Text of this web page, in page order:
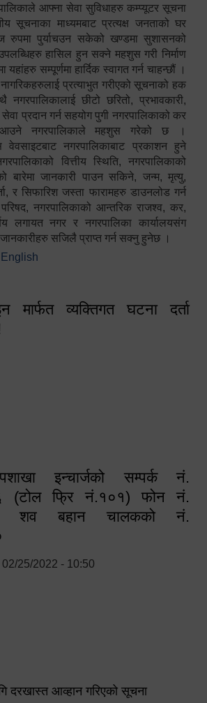
आफ्ना सेवा सुविधाहरु कम्प्यूटर सूचना
सूचनाका माध्यमबाट प्रत्यक्ष जनताको घर
पुर्याचउन सकेको खण्डमा सुशासनको
उपलब्धिहरु हासिल हुन सक्ने महशुस गरी निर्माण
सम्पूर्णमा हार्दिक स्वागत गर्न चाहन्छौं ।
प्रत्याभुत गरीएको सूचनाको हक
नगरपालिकालाई छीटो छरितो, प्रभावकारी,
प्रदान गर्न सहयोग पुगी नगरपालिकाको कर
आउने नगरपालिकाले महशुस गरेको छ ।
वेवसाइटबाट नगरपालिकाबाट प्रकाशन हुने
वित्तीय स्थिति, नगरपालिकाको
बारेमा जानकारी पाउन सकिने, जन्म, मृत्यु,
र सिफारिश जस्ता फारामहरु डाउनलोड गर्न
नगरपालिकाको आन्तरिक राजश्व, कर,
लगायत नगर र नगरपालिका कार्यालयसंग
सजिलै प्राप्त गर्न सक्नु हुनेछ ।
स्वागतम!!!
English
मार्फत व्यक्तिगत घटना दर्ता
इन्चार्जको सम्पर्क नं.
(टोल फ्रि नं.१०१) फोन नं.
शव बहान चालकको नं.
02/25/2022 - 10:50
दरखास्त आव्हान गरिएको सूचना